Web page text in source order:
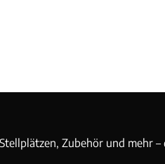
Zubehör und mehr